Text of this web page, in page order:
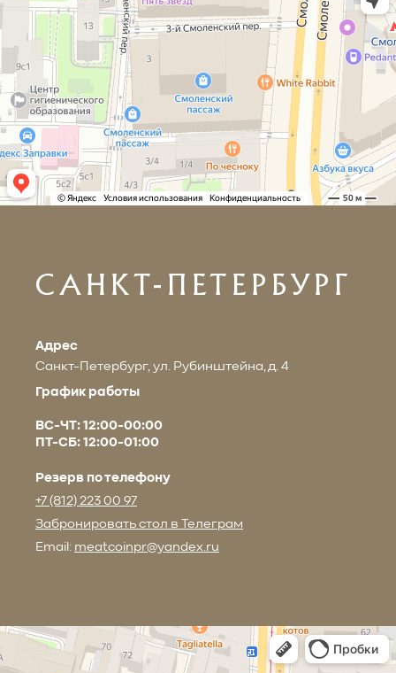
САНКТ-ПЕТЕРБУРГ
Адрес
Санкт-Петербург, ул. Рубинштейна, д. 4
График работы
ВС-ЧТ: 12:00-00:00
ПТ-СБ: 12:00-01:00
Резерв по телефону
+7 (812) 223 00 97
Забронировать стол в Телеграм
Email: meatcoinpr@yandex.ru